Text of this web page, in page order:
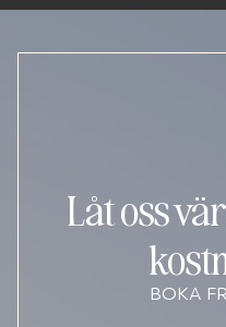
Låt oss
BOKA